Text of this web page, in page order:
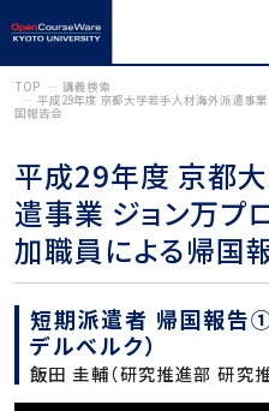
TOP 講義検索
平成29年度 京都大学若手人材海外派遣事
国報告会
平成29年度 京都
遣事業 ジョン万プ
加職員による帰国
短期派遣者 帰国報告①
デルべルク）
飯田 圭輔（研究推進部 研究